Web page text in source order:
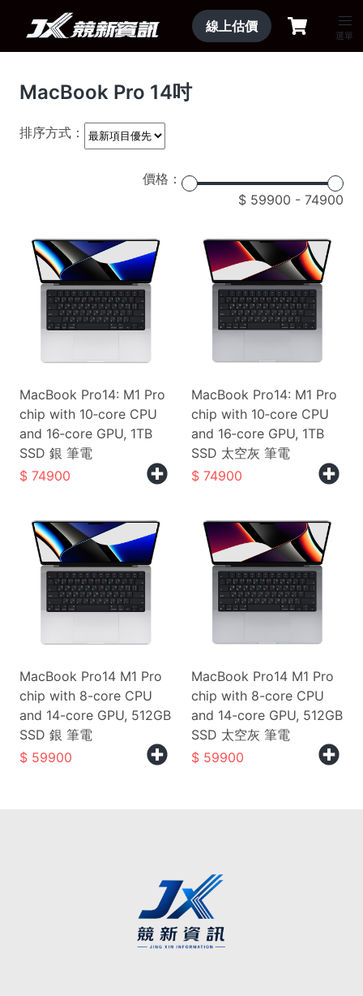
線上估價
選單
MacBook Pro 14吋
排序方式：
價格：
59900 - 74900
MacBook Pro14: M1 Pro
chip with 10‑core CPU
and 16‑core GPU, 1TB
SSD 銀 筆電
74900
MacBook Pro14: M1 Pro
chip with 10‑core CPU
and 16‑core GPU, 1TB
SSD 太空灰 筆電
74900
MacBook Pro14 M1 Pro
chip with 8-core CPU
and 14-core GPU, 512GB
SSD 銀 筆電
59900
MacBook Pro14 M1 Pro
chip with 8-core CPU
and 14-core GPU, 512GB
SSD 太空灰 筆電
59900